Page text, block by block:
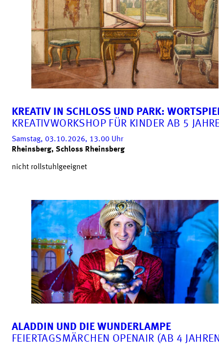
KREATIV IN SCHLOSS UND PARK:
KREATIVWORKSHOP FÜR KINDER AB 5
Samstag, 03.10.2026, 13.00 Uhr
Rheinsberg, Schloss Rheinsberg
nicht rollstuhlgeeignet
ALADDIN UND DIE WUNDERLAMPE
FEIERTAGSMÄRCHEN OPENAIR (AB 4